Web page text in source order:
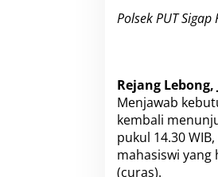
Polsek PUT
Rejang
Menjawab
kembali
pukul 14.30
mahasiswi
(curas).